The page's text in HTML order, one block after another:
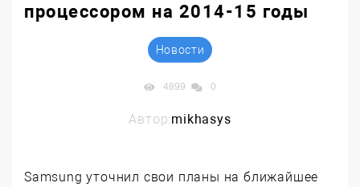
процессором на 2014-15 годы
Новости
4899 0
Автор:mikhasys
Samsung уточнил свои планы на ближайшее